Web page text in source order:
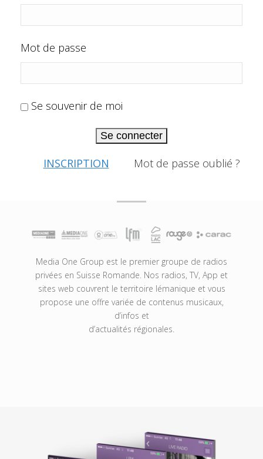
Mot de passe
Se souvenir de moi
Se connecter
INSCRIPTION Mot de passe oublié ?
Media One Group est le premier groupe de radios
privées en Suisse Romande. Nos radios, TV, App et
sites web couvrent le territoire lémanique et vous
propose une offre variée de contenus musicaux,
d’infos et
d’actualités régionales.